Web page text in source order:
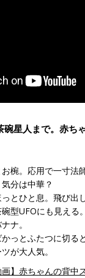
星人まで。赤ち
椀。応用で一寸法
分は中華？
とひと息。飛び出
型UFOにも見える。
ナ。
っとふたつに切る
が大人気。
画】赤ちゃんの背中